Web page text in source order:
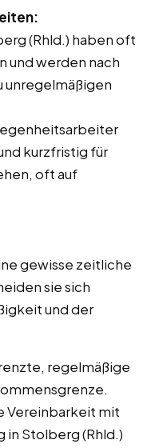
(Rhld.) haben oft
und werden nach
unregelmäßigen
kurzfristig für
oft auf
gewisse zeitliche
sie sich
und der
regelmäßige
Vereinbarkeit mit
Stolberg (Rhld.)